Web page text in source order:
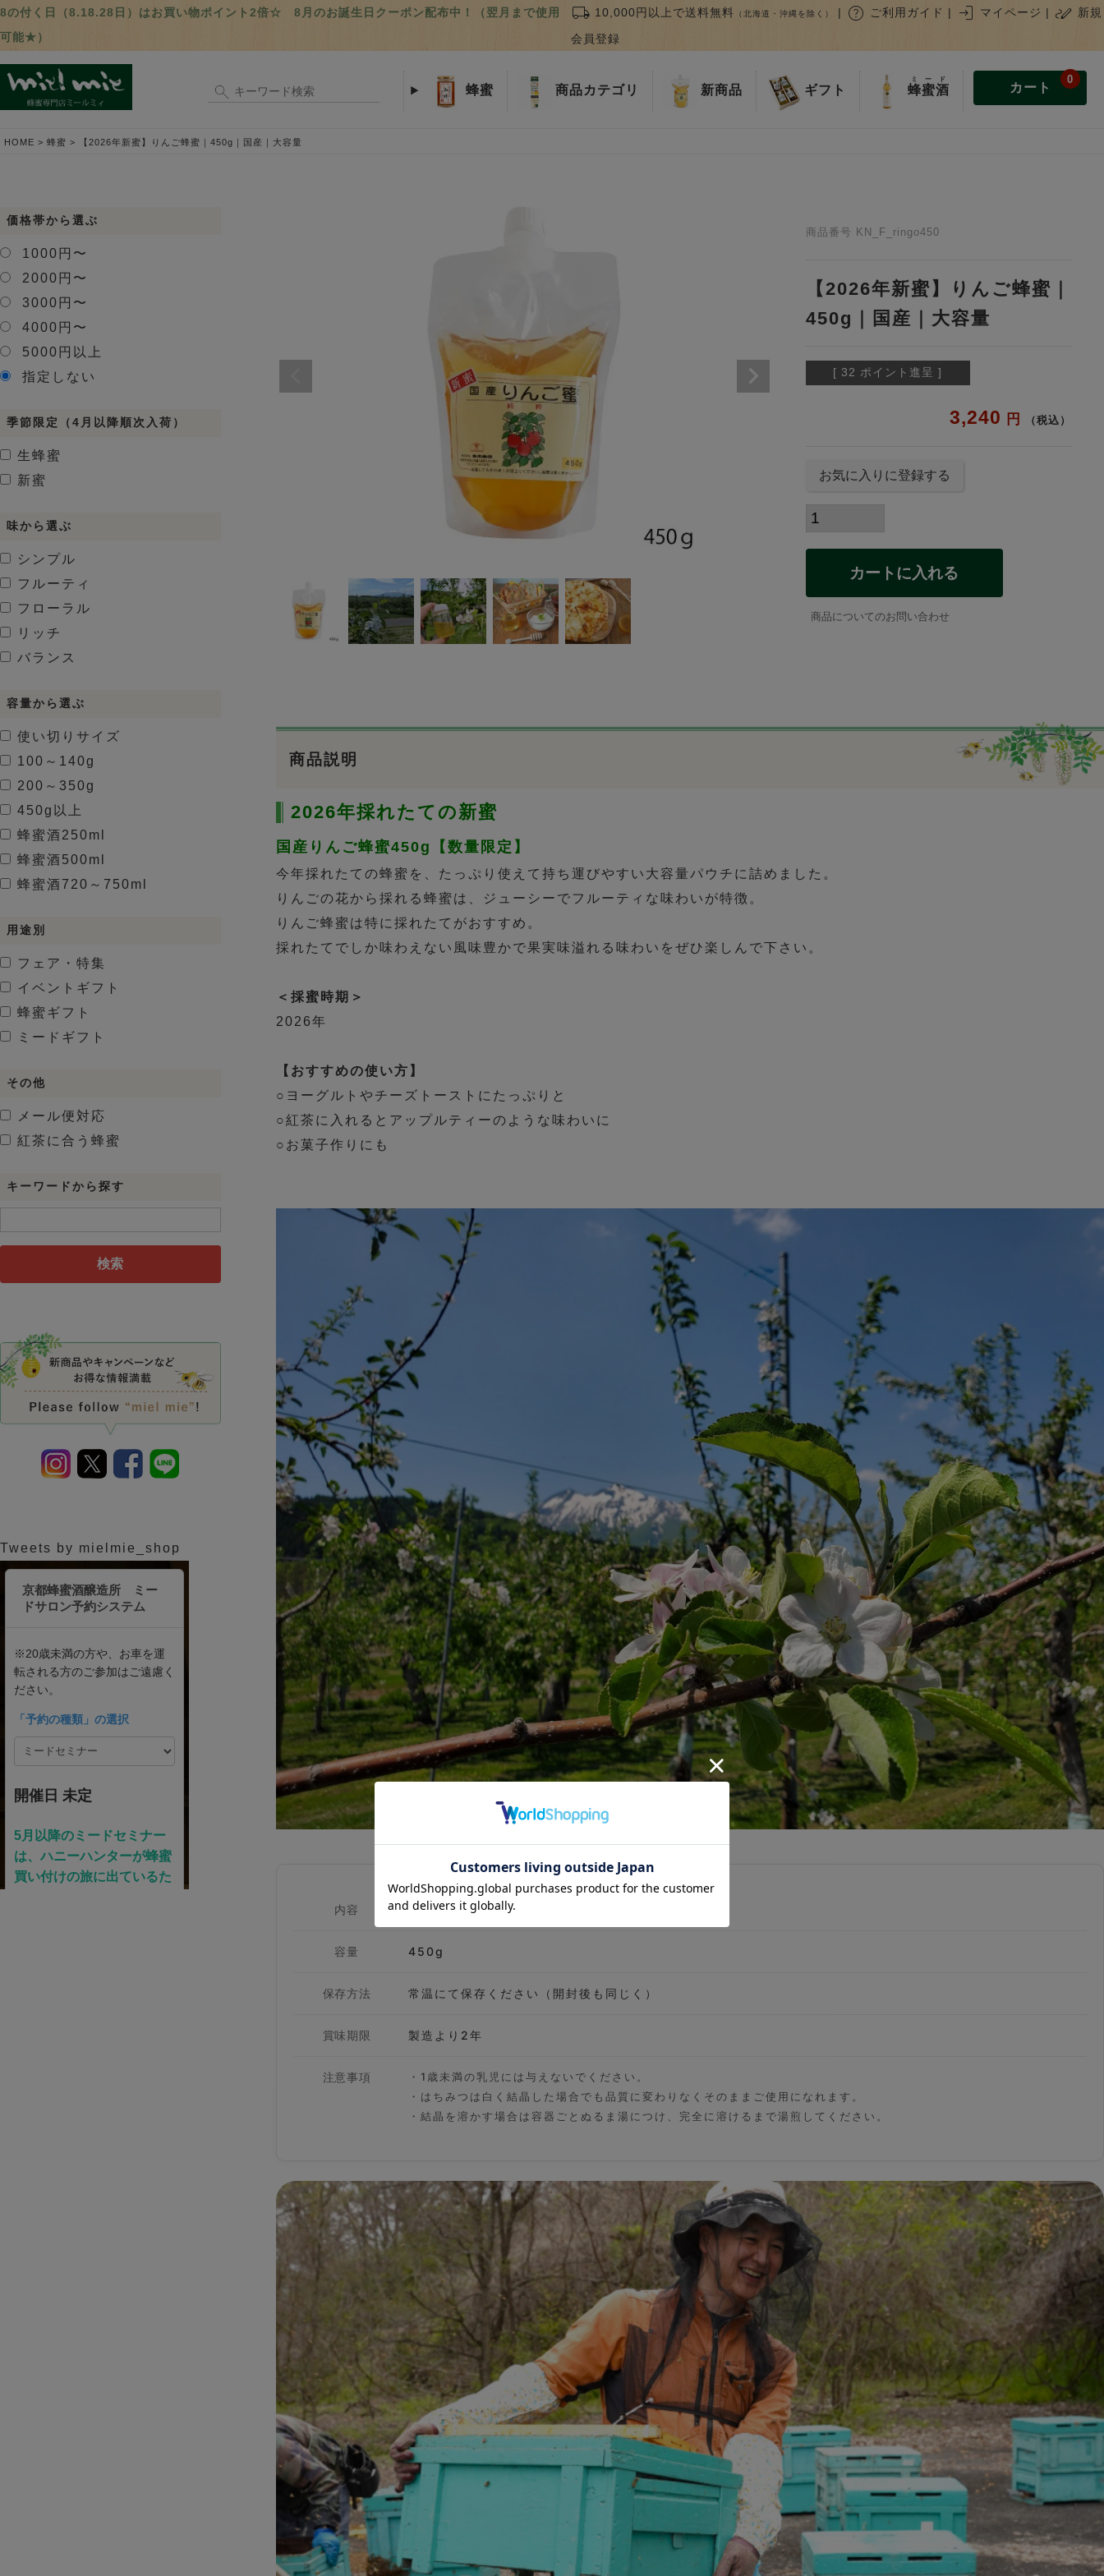
8の付く日（8.18.28日）はお買い物ポイント2倍☆ 8月のお誕生日クーポン配布中！（翌月まで使用
可能★）
local_shipping 10,000円以上で送料無料 （北海道・沖縄を除く） | help ご利用ガイド | login マイページ | stylus_note 新規
会員登録
蜂蜜 商品カテゴリ 新商品 ギフト 蜂蜜酒
ミード
カート
0
HOME 蜂蜜 【2026年新蜜】りんご蜂蜜｜450g｜国産｜大容量
商品番号 KN_F_ringo450
【2026年新蜜】りんご蜂蜜｜
450g｜国産｜大容量
[ 32 ポイント進呈 ]
3,240 税込
お気に入りに登録する
カートに入れる
商品についてのお問い合わせ
商品説明
2026年採れたての新蜜
国産りんご蜂蜜450g【数量限定】
今年採れたての蜂蜜を、たっぷり使えて持ち運びやすい大容量パウチに詰めました。
りんごの花から採れる蜂蜜は、ジューシーでフルーティな味わいが特徴。
りんご蜂蜜は特に採れたてがおすすめ。
採れたてでしか味わえない風味豊かで果実味溢れる味わいをぜひ楽しんで下さい。
＜採蜜時期＞
2026年
【おすすめの使い方】
○ヨーグルトやチーズトーストにたっぷりと
○紅茶に入れるとアップルティーのような味わいに
○お菓子作りにも
内容 はちみつ（国産りんご蜂蜜）
容量 450g
保存方法 常温にて保存ください（開封後も同じく）
賞味期限 製造より2年
注意事項
・1歳未満の乳児には与えないでください。
・はちみつは白く結晶した場合でも品質に変わりなくそのままご使用になれます。
・結晶を溶かす場合は容器ごとぬるま湯につけ、完全に溶けるまで湯煎してください。
価格帯から選ぶ
1000円〜
2000円〜
3000円〜
4000円〜
5000円以上
指定しない
季節限定（4月以降順次入荷）
生蜂蜜
新蜜
味から選ぶ
シンプル
フルーティ
フローラル
リッチ
バランス
容量から選ぶ
使い切りサイズ
100～140g
200～350g
450g以上
蜂蜜酒250ml
蜂蜜酒500ml
蜂蜜酒720～750ml
用途別
フェア・特集
イベントギフト
蜂蜜ギフト
ミードギフト
その他
メール便対応
紅茶に合う蜂蜜
キーワードから探す
検索
Tweets by mielmie_shop